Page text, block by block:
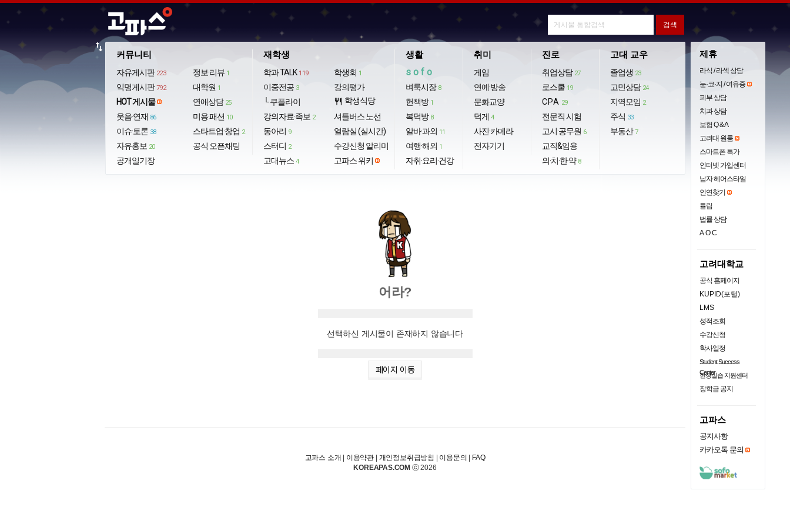
커뮤니티
자유게시판 223
익명게시판 792
HOT 게시물
웃음·연재 86
이슈·토론 38
자유홍보 20
공개일기장
정보·리뷰 1
대학원 1
연애상담 25
미용·패션 10
스타트업·창업 2
공식 오픈채팅
재학생
학과 TALK 119
이중전공 3
└ 쿠플라이
강의자료·족보 2
동아리 9
스터디 2
고대뉴스 4
학생회 1
강의평가
restaurant 학생식당
셔틀버스 노선
열람실 (실시간)
수강신청 알리미
고파스 위키
생활
sofo
벼룩시장 8
헌책방 1
복덕방 8
알바·과외 11
여행·해외 1
자취·요리·건강
취미
게임
연예·방송
문화교양
덕게 4
사진·카메라
전자기기
진로
취업상담 27
로스쿨 19
CPA 29
전문직 시험
고시·공무원 6
교직&임용
의·치·한·약 8
고대 교우
졸업생 23
고민상담 24
지역모임 2
주식 33
부동산 7
import_export
어라?
선택하신 게시물이 존재하지 않습니다
페이지 이동
제휴
라식 / 라섹 상담
눈·코·지 / 여유증
피부 상담
치과 상담
보험 Q & A
고려대 원룸
스마트폰 특가
인터넷 가입센터
남자 헤어스타일
인연찾기
튤립
법률 상담
AOC
고려대학교
공식 홈페이지
KUPID(포털)
LMS
성적조회
수강신청
학사일정
Student Success
Center
현장실습 지원센터
장학금 공지
고파스
공지사항
카카오톡 문의
고파스 소개 이용약관 개인정보취급방침 이용문의
FAQ
KOREAPAS.COM ⓒ 2026